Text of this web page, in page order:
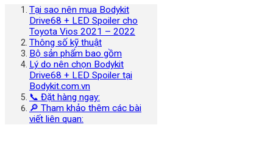
Tại sao nên mua Bodykit
Drive68 + LED Spoiler cho
Toyota Vios 2021 – 2022
Thông số kỹ thuật
Bộ sản phẩm bao gồm
Lý do nên chọn Bodykit
Drive68 + LED Spoiler tại
Bodykit.com.vn
📞 Đặt hàng ngay:
🔎 Tham khảo thêm các bài
viết liên quan: